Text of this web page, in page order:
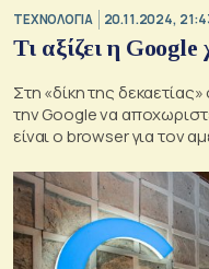
ΤΕΧΝΟΛΟΓΙΑ 20.11.2024,
Τι αξίζει η
Στη «δίκη της
την Google να
είναι ο browser για τον